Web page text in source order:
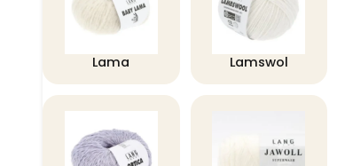
Lama Lamswol